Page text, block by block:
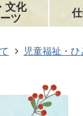
文化
ツ
児童福祉・